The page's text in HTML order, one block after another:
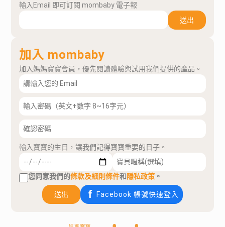
輸入Email 即可訂閱 mombaby 電子報
送出
加入 mombaby
加入媽媽寶寶會員，優先閱讀體驗與試用我們提供的產品。
輸入寶寶的生日，讓我們記得寶寶重要的日子。
您同意我們的條款及細則條件和隱私政策 。
送出 Facebook 帳號快速登入